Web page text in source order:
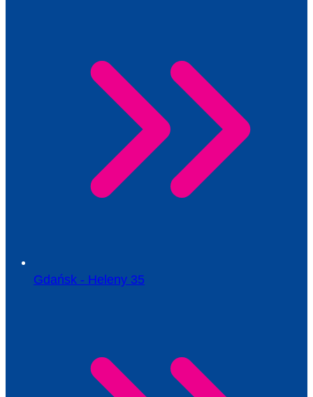
Gdańsk - Heleny 35